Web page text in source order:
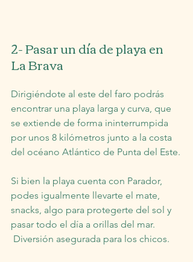
2- Pasar un día de playa en
La Brava
Dirigiéndote al este del faro podrás
encontrar una playa larga y curva, que
se extiende de forma ininterrumpida
por unos 8 kilómetros junto a la costa
del océano Atlántico de Punta del Este.
Si bien la playa cuenta con Parador,
podes igualmente llevarte el mate,
snacks, algo para protegerte del sol y
pasar todo el día a orillas del mar.
Diversión asegurada para los chicos.